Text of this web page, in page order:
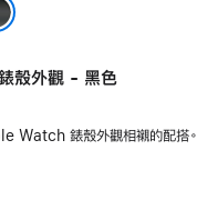
殼外觀 - 黑色
Watch 錶殼外觀相襯的配搭。